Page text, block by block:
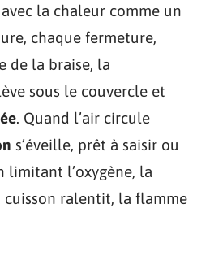
la chaleur comme un
chaque fermeture,
de la braise, la
sous le couvercle et
. Quand l’air circule
s’éveille, prêt à saisir ou
limitant l’oxygène, la
cuisson ralentit, la flamme